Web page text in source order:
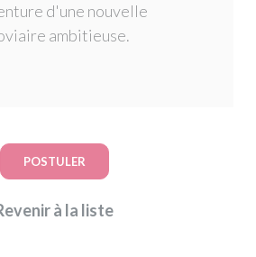
d'une nouvelle
ambitieuse.
POSTULER
à la liste